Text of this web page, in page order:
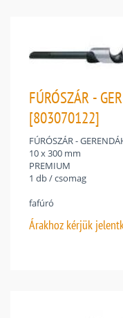
FÚRÓSZÁR -
[803070122]
FÚRÓSZÁR -
10 x 300 mm
PREMIUM
1 db / csomag
fafúró
Árakhoz kérjük